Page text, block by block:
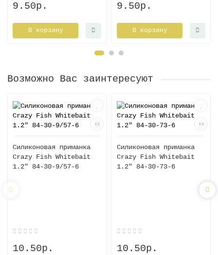
9.50р.
В корзину
9.50р.
В корзину
Возможно Вас заинтересуют
Силиконовая приманка
Crazy Fish Whitebait
1.2" 84-30-9/57-6
10.50р.
Силиконовая приманка
Crazy Fish Whitebait
1.2" 84-30-73-6
10.50р.